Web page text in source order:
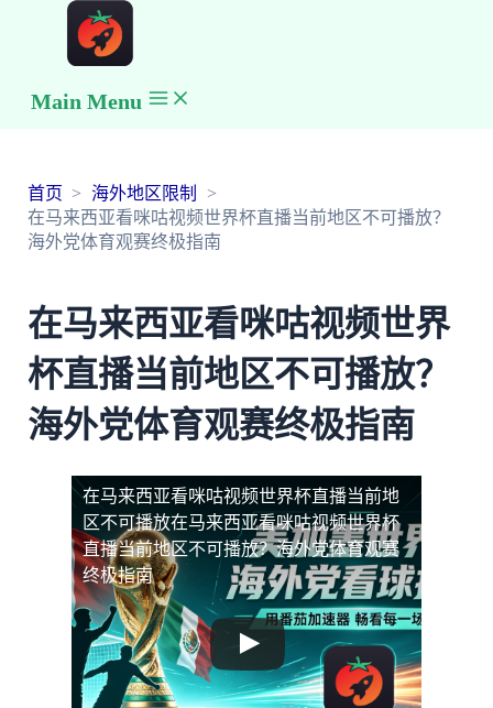
Main Menu
首页
海外地区限制
在马来西亚看咪咕视频世界杯直播当前地区不可播放？
海外党体育观赛终极指南
在马来西亚看咪咕视频世界
杯直播当前地区不可播放？
海外党体育观赛终极指南
在马来西亚看咪咕视频世界杯直播当前地
区不可播放在马来西亚看咪咕视频世界杯
直播当前地区不可播放？海外党体育观赛
终极指南